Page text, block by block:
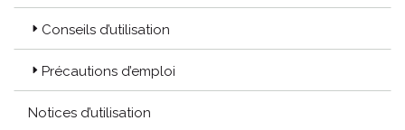
Conseils d’utilisation
Précautions d’emploi
Notices d’utilisation